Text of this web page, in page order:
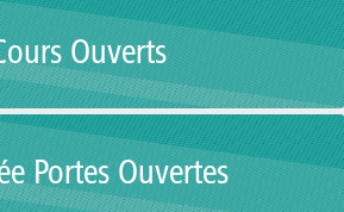
Ouverts
Portes Ouvertes